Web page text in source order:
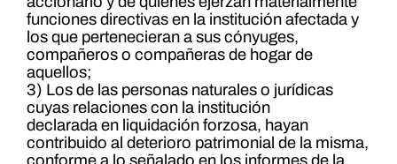
funciones directivas en la institución afectada y
los que pertenecieran a sus cónyuges,
compañeros o compañeras de hogar de
aquellos;
3) Los de las personas naturales o jurídicas
cuyas relaciones con la institución
declarada en liquidación forzosa, hayan
contribuido al deterioro patrimonial de la misma,
conforme a lo señalado en los informes de la